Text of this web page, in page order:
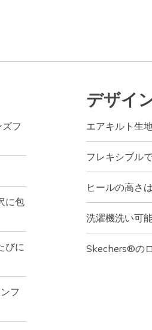
フ
に包
びに
フ
デザイ
エアキルト生
フレキシブル
ヒールの高さ
洗濯機洗い可
Skechers®の